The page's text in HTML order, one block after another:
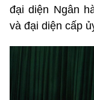
đại diện Ngân
và đại diện cấp